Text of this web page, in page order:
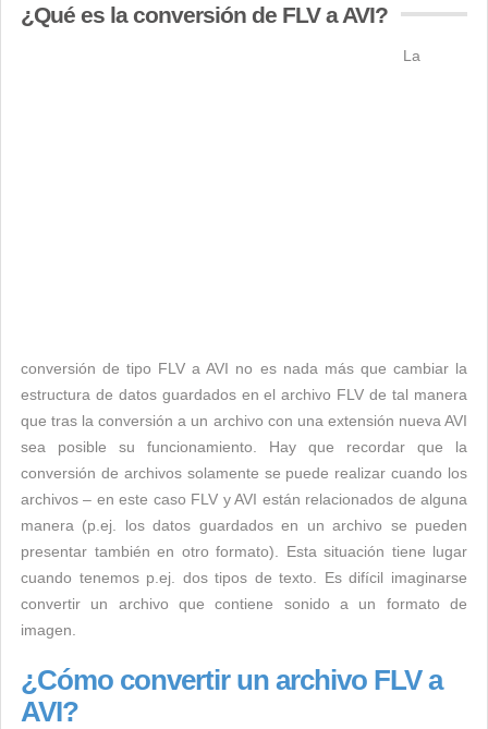
¿Qué es la conversión de FLV a AVI?
La
conversión de tipo FLV a AVI no es nada más que cambiar la
estructura de datos guardados en el archivo FLV de tal manera
que tras la conversión a un archivo con una extensión nueva AVI
sea posible su funcionamiento. Hay que recordar que la
conversión de archivos solamente se puede realizar cuando los
archivos – en este caso FLV y AVI están relacionados de alguna
manera (p.ej. los datos guardados en un archivo se pueden
presentar también en otro formato). Esta situación tiene lugar
cuando tenemos p.ej. dos tipos de texto. Es difícil imaginarse
convertir un archivo que contiene sonido a un formato de
imagen.
¿Cómo convertir un archivo FLV a
AVI?